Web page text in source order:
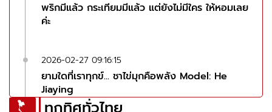
พริกมีแล้ว กระเทียมมีแล้ว แต่ยังไม่มีใคร ให้หอมเลย
ค่ะ
2026-02-27 09:16:15
ยามใดที่เราทุกข์... ชาไข่มุกคือพลัง Model: He
Jiaying